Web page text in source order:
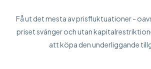
Få ut det mesta av prisfluktuationer -
priset svänger och utan
att köpa den underliggande